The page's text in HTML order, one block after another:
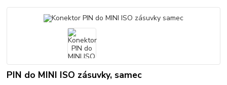
PIN do MINI ISO zásuvky, samec